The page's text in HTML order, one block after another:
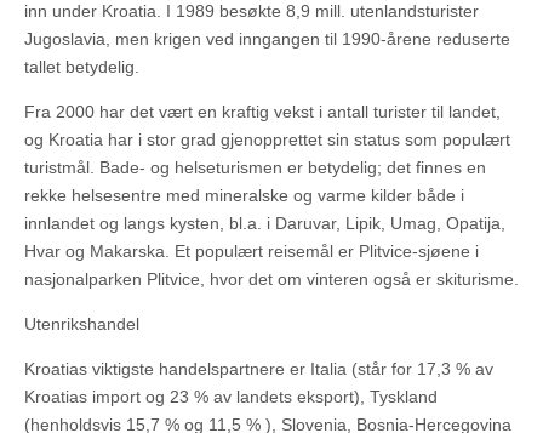
inn under Kroatia. I 1989 besøkte 8,9 mill. utenlandsturister
Jugoslavia, men krigen ved inngangen til 1990-årene reduserte
tallet betydelig.
Fra 2000 har det vært en kraftig vekst i antall turister til landet,
og Kroatia har i stor grad gjenopprettet sin status som populært
turistmål. Bade- og helseturismen er betydelig; det finnes en
rekke helsesentre med mineralske og varme kilder både i
innlandet og langs kysten, bl.a. i Daruvar, Lipik, Umag, Opatija,
Hvar og Makarska. Et populært reisemål er Plitvice-sjøene i
nasjonalparken Plitvice, hvor det om vinteren også er skiturisme.
Utenrikshandel
Kroatias viktigste handelspartnere er Italia (står for 17,3 % av
Kroatias import og 23 % av landets eksport), Tyskland
(henholdsvis 15,7 % og 11,5 % ), Slovenia, Bosnia-Hercegovina